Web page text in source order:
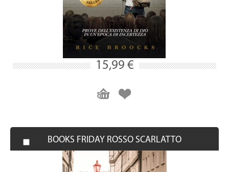
15,99 €
BOOKS FRIDAY ROSSO SCARLATTO